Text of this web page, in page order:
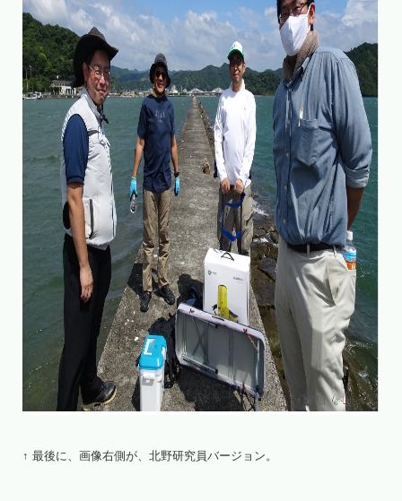
↑ 最後に、画像右側が、北野研究員バージョン。